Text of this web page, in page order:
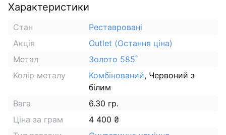
Характеристики
Стан
Реставровані
Акція
Outlet (Остання ціна)
Метал
Золото 585˚
Колір металу
Комбінований, Червоний з
білим
Вага
6.30 гр.
Ціна за грам
4 400 ₴